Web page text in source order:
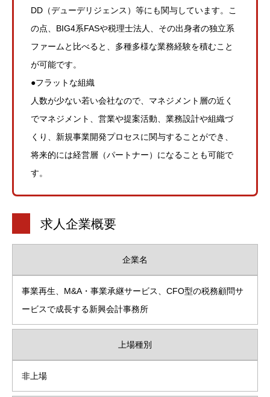
DD（デューデリジェンス）等にも関与しています。こ
の点、BIG4系FASや税理士法人、その出身者の独立系
ファームと比べると、多種多様な業務経験を積むこと
が可能です。
●フラットな組織
人数が少ない若い会社なので、マネジメント層の近く
でマネジメント、営業や提案活動、業務設計や組織づ
くり、新規事業開発プロセスに関与することができ、
将来的には経営層（パートナー）になることも可能で
す。
求人企業概要
企業名
事業再生、M&A・事業承継サービス、CFO型の税務顧問サ
ービスで成長する新興会計事務所
上場種別
非上場